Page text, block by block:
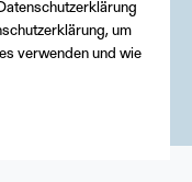
um
verwenden und wie